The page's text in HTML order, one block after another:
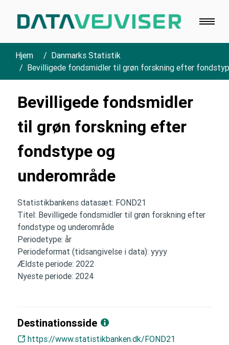
Hjem
Danmarks Statistik
Bevilligede fondsmidler til grøn forskning efter
Bevilligede fondsmidler
til grøn forskning efter
fondstype og
underområde
Statistikbankens datasæt: FOND21
Titel: Bevilligede fondsmidler til grøn forskning efter
fondstype og underområde
Periodetype: år
Periodeformat (tidsangivelse i data): yyyy
Ældste periode: 2022
Nyeste periode: 2024
Destinationsside
https://www.statistikbanken.dk/FOND21